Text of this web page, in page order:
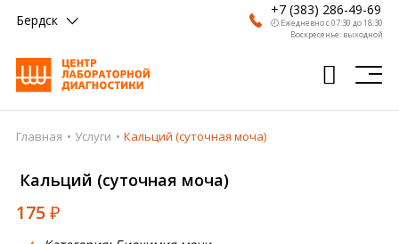
Бердск
+7 (383) 286-49-69
🕗 Ежедневно с 07:30 до 18:30
Воскресенье: выходной
Главная
Анализы
Врачи
Главная Услуги Кальций (суточная моча)
Кальций (суточная моча)
175₽